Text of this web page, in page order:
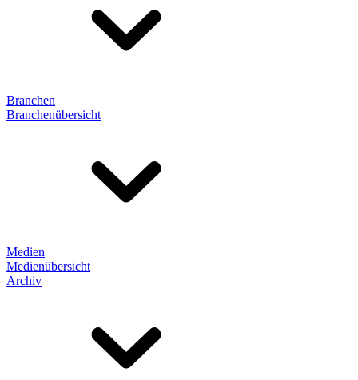
Branchen
Branchenübersicht
Medien
Medienübersicht
Archiv